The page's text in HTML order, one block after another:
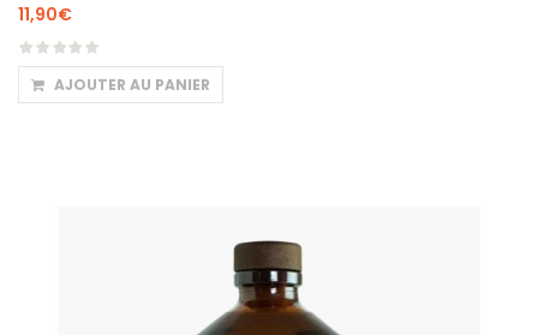
11,90€
AJOUTER AU PANIER